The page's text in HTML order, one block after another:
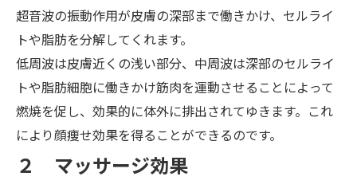
超音波の振動作用が皮膚の深部まで働きかけ、セルライ
トや脂肪を分解してくれます。
低周波は皮膚近くの浅い部分、中周波は深部のセルライ
トや脂肪細胞に働きかけ筋肉を運動させることによって
燃焼を促し、効果的に体外に排出されてゆきます。これ
により顔痩せ効果を得ることができるのです。
２ マッサージ効果